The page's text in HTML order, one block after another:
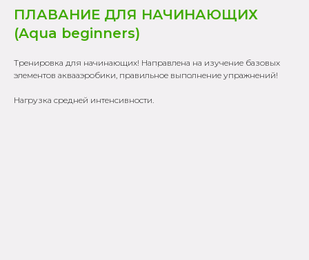
ПЛАВАНИЕ ДЛЯ НАЧИНАЮЩИХ
(Aqua beginners)
Тренировка для начинающих! Направлена на изучение базовых
элементов аквааэробики, правильное выполнение упражнений!
Нагрузка средней интенсивности.